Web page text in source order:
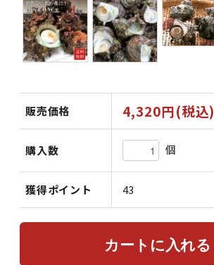
販売価格 4,320円(税込)
購入数 個
獲得ポイント 43